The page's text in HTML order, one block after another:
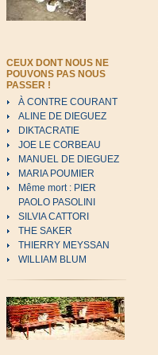
CEUX DONT NOUS NE
POUVONS PAS NOUS
PASSER !
À CONTRE COURANT
ALINE DE DIEGUEZ
DIKTACRATIE
JOE LE CORBEAU
MANUEL DE DIEGUEZ
MARIA POUMIER
Même mort : PIER
PAOLO PASOLINI
SILVIA CATTORI
THE SAKER
THIERRY MEYSSAN
WILLIAM BLUM